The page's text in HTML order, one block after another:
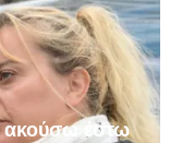
ακούσω έστω